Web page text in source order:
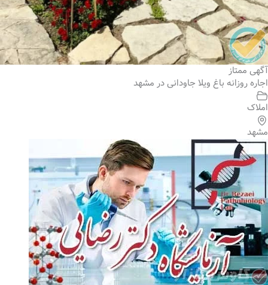
آگهی ممتاز
اجاره روزانه باغ ویلا جاودانی در مشهد
املاک
مشهد